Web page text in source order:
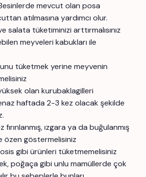
Besinlerde mevcut olan posa
atılmasına yardımcı olur.
salata tüketiminizi arttırmalısınız
meyveleri kabukları ile
tüketmek yerine meyvenin
olan kurubaklagilleri
haftada 2-3 kez olacak şekilde
ızgara ya da buğulanmış
özen göstermelisiniz
gibi ürünleri tüketmemelisiniz
poğaça gibi unlu mamüllerde çok